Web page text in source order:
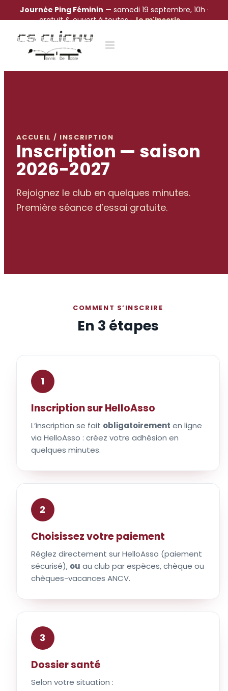
ACCUEIL / INSCRIPTION
Inscription — saison
2026-2027
Rejoignez le club en quelques minutes.
Première séance d’essai gratuite.
COMMENT S’INSCRIRE
En 3 étapes
1
Inscription sur HelloAsso
L’inscription se fait obligatoirement en ligne
via HelloAsso : créez votre adhésion en
quelques minutes.
2
Choisissez votre paiement
Réglez directement sur HelloAsso (paiement
sécurisé), ou au club par espèces, chèque ou
chèques-vacances ANCV.
3
Dossier santé
Selon votre situation :
Journée Ping Féminin — samedi 19 septembre, 10h ·
gratuit & ouvert à toutes ·Je m'inscris →